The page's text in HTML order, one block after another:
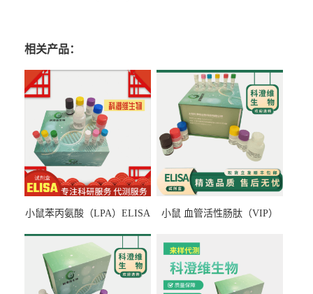
相关产品：
小鼠苯丙氨酸（LPA）ELISA
小鼠 血管活性肠肽（VIP）